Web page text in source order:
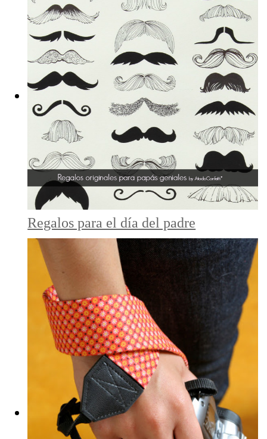
Regalos para el día del padre